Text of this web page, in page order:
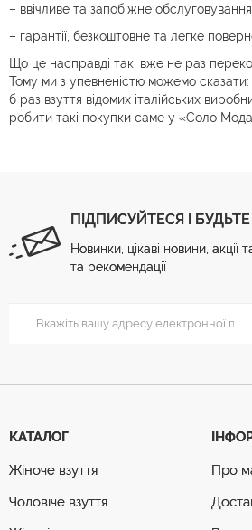
– ввічливе та запобіжне обслуговування,
– гарантії, безкоштовне та легке
Що це насправді так, вже не раз
Тому ми з упевненістю можемо
б раз взуття відомих італійських
робити такі покупки саме у «Соло
ПІДПИСУЙТЕСЯ І
Новинки, цікаві новини,
та рекомендації
КАТАЛОГ
Жіноче взуття
Чоловіче взуття
Про